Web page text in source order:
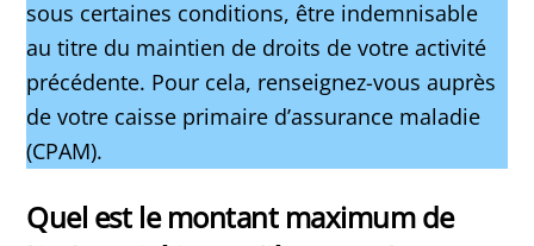
sous certaines conditions, être indemnisable
au titre du maintien de droits de votre activité
précédente. Pour cela, renseignez-vous auprès
de votre caisse primaire d’assurance maladie
(CPAM).
Quel est le montant maximum de